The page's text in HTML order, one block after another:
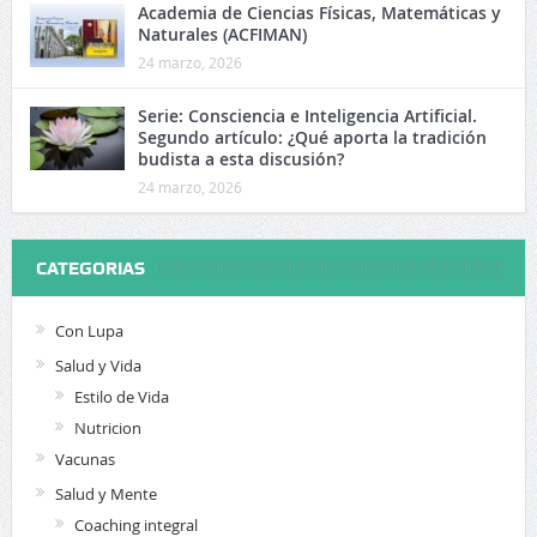
Academia de Ciencias Físicas, Matemáticas y
Naturales (ACFIMAN)
24 marzo, 2026
Serie: Consciencia e Inteligencia Artificial.
Segundo artículo: ¿Qué aporta la tradición
budista a esta discusión?
24 marzo, 2026
CATEGORIAS
Con Lupa
Salud y Vida
Estilo de Vida
Nutricion
Vacunas
Salud y Mente
Coaching integral